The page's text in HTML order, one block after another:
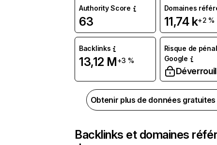
Authority Score
63
Domaines
11,74 k+2 %
Backlinks
13,12 M+3 %
Risque de
Google
Obtenir plus de données
Backlinks et domaines